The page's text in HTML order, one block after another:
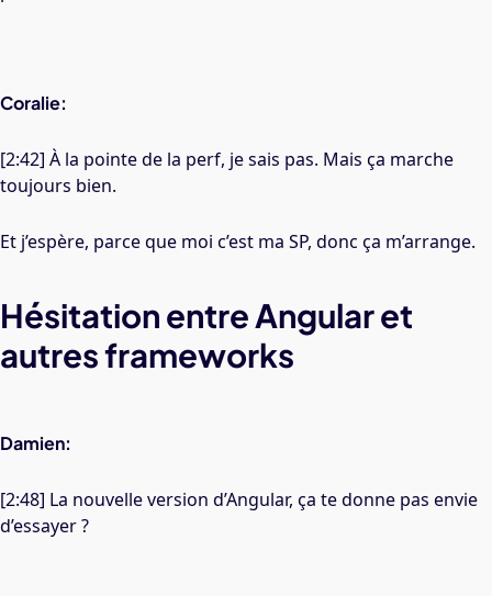
Coralie:
[2:42] À la pointe de la perf, je sais pas. Mais ça marche
toujours bien.
Et j’espère, parce que moi c’est ma SP, donc ça m’arrange.
Hésitation entre Angular et
autres frameworks
Damien:
[2:48] La nouvelle version d’Angular, ça te donne pas envie
d’essayer ?